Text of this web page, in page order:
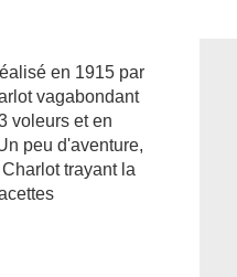
en 1915 par
vagabondant
voleurs et en
peu d'aventure,
trayant la